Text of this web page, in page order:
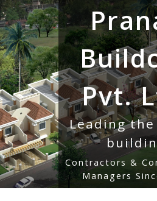
Pvt.
Leading
Contractors &
Managers